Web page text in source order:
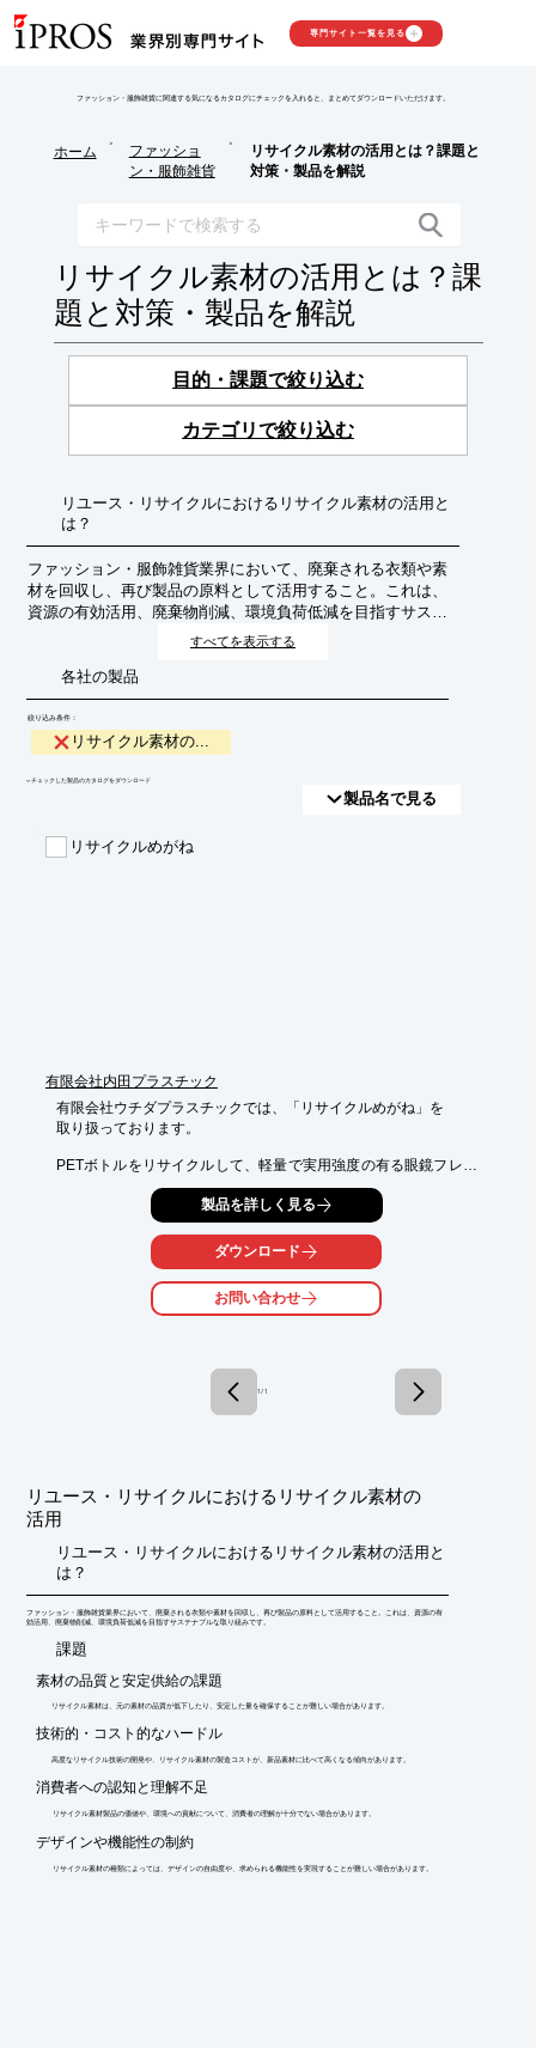
専門サイト一覧を見る
ファッション・服飾雑貨に関連する気になるカタログにチェックを入れると、まとめてダウンロードいただけます。
ホーム
>
ファッショ
ン・服飾雑貨
>
リサイクル素材の活用とは？課題と
対策・製品を解説
リサイクル素材の活用とは？課
題と対策・製品を解説
目的・課題で絞り込む
カテゴリで絞り込む
リユース・リサイクルにおけるリサイクル素材の活用と
は？
ファッション・服飾雑貨業界において、廃棄される衣類や素
材を回収し、再び製品の原料として活用すること。これは、
資源の有効活用、廃棄物削減、環境負荷低減を目指すサステ
ナブルな取り組みです。すべてを表示する
各社の製品
絞り込み条件：
リサイクル素材の...
​▼チェックした製品のカタログをダウンロード
製品名で見る
リサイクルめがね
有限会社内田プラスチック
有限会社ウチダプラスチックでは、「リサイクルめがね」を
取り扱っております。
PETボトルをリサイクルして、軽量で実用強度の有る眼鏡フレー
家庭や海岸に漂着したPETボトルゴミを、きれいに洗って、独自
フレームを作っています。
また、収益の一部は海岸清掃団体や、海の羽根募金に寄付されて
製品を詳しく見る
ダウンロード
お問い合わせ
1 / 1
リユース・リサイクルにおけるリサイクル素材の
活用
リユース・リサイクルにおけるリサイクル素材の活用と
は？
ファッション・服飾雑貨業界において、廃棄される衣類や素材を回収し、再び製品の原料として活用すること。これは、資源の有
効活用、廃棄物削減、環境負荷低減を目指すサステナブルな取り組みです。
​課題
素材の品質と安定供給の課題
リサイクル素材は、元の素材の品質が低下したり、安定した量を確保することが難しい場合があります。
技術的・コスト的なハードル
高度なリサイクル技術の開発や、リサイクル素材の製造コストが、新品素材に比べて高くなる傾向があります。
消費者への認知と理解不足
リサイクル素材製品の価値や、環境への貢献について、消費者の理解が十分でない場合があります。
デザインや機能性の制約
リサイクル素材の種類によっては、デザインの自由度や、求められる機能性を実現することが難しい場合があります。